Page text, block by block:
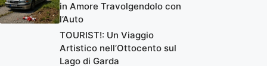
in Amore Travolgendolo con
l’Auto
TOURIST!: Un Viaggio
Artistico nell’Ottocento sul
Lago di Garda